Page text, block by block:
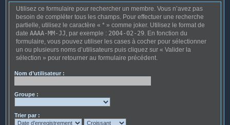
Utilisez ce formulaire pour rechercher un membre. Vous n’avez pas
besoin de compléter tous les champs. Pour effectuer une recherche
partielle, utilisez le caractère « * » comme joker. Utilisez le format de
date AAAA-MM-JJ, par exemple : 2004-02-29. En fonction du
formulaire, vous pouvez utiliser les cases à cocher pour sélectionner
un ou plusieurs noms d’utilisateurs puis cliquez sur « Valider la
sélection » pour retourner au formulaire précédent.
Nom d’utilisateur :
Groupe :
Trier par :